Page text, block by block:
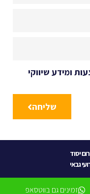
ומידע שיווקי
שליחה
גבאי
זמינים גם בווטסאפ